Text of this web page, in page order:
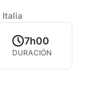
Italia
7h00
DURACIÓN